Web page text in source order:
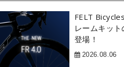
FELT
レームキッ
登場！
2026.08.06